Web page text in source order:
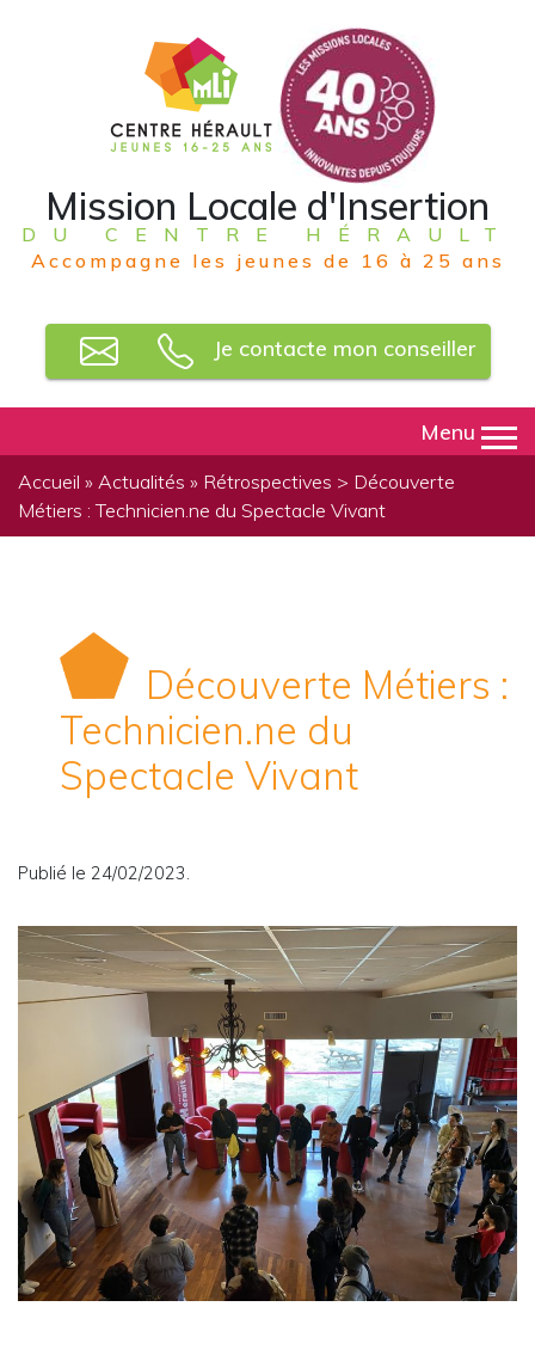
Mission Locale d'Insertion
DU CENTRE HÉRAULT
Accompagne les jeunes de 16 à 25 ans
Je contacte mon conseiller
Menu
Accueil » Actualités » Rétrospectives > Découverte
Métiers : Technicien.ne du Spectacle Vivant
Découverte Métiers :
Technicien.ne du
Spectacle Vivant
Publié le 24/02/2023.